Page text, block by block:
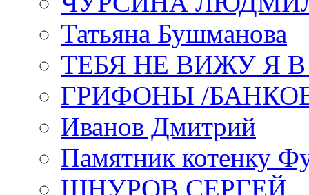
Татьяна Бушманова
ТЕБЯ НЕ ВИЖУ Я
ГРИФОНЫ /
Иванов Дмитрий
Памятник котенку
ШНУРОВ СЕРГЕЙ